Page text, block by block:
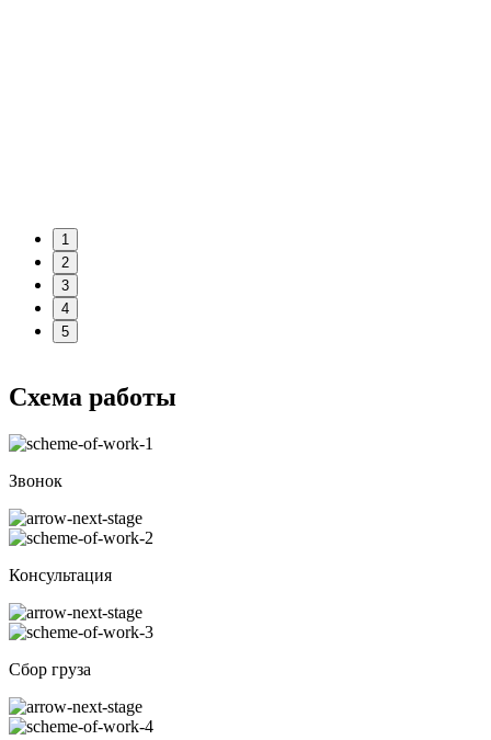
1
2
3
4
5
Схема работы
Звонок
Консультация
Сбор груза